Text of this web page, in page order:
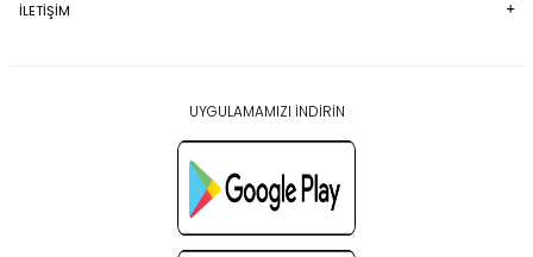
İLETİŞİM
UYGULAMAMIZI İNDİRİN